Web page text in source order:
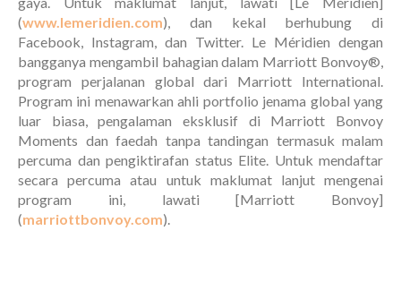
(www.lemeridien.com), dan kekal berhubung di
Facebook, Instagram, dan Twitter. Le Méridien dengan
bangganya mengambil bahagian dalam Marriott Bonvoy®,
program perjalanan global dari Marriott International.
Program ini menawarkan ahli portfolio jenama global yang
luar biasa, pengalaman eksklusif di Marriott Bonvoy
Moments dan faedah tanpa tandingan termasuk malam
percuma dan pengiktirafan status Elite. Untuk mendaftar
secara percuma atau untuk maklumat lanjut mengenai
program ini, lawati [Marriott Bonvoy]
(marriottbonvoy.com).